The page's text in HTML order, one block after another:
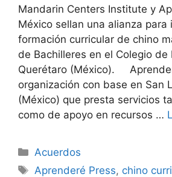
Mandarin Centers Institute y
México sellan una alianza para
formación curricular de chino
de Bachilleres en el Colegio de
Querétaro (México).
organización con base en San
(México) que presta servicios
como de apoyo en recursos …
Acuerdos
Aprenderé Press, chino